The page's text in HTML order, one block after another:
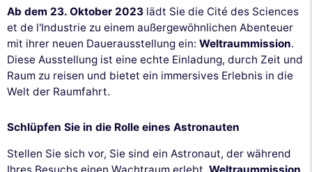
Ab dem 23. Oktober 2023 lädt Sie die Cité des Sciences
et de l'Industrie zu einem außergewöhnlichen Abenteuer
mit ihrer neuen Dauerausstellung ein: Weltraummission.
Diese Ausstellung ist eine echte Einladung, durch Zeit und
Raum zu reisen und bietet ein immersives Erlebnis in die
Welt der Raumfahrt.
Schlüpfen Sie in die Rolle eines Astronauten
Stellen Sie sich vor, Sie sind ein Astronaut, der während
Ihres Besuchs einen Wachtraum erlebt. Weltraummission